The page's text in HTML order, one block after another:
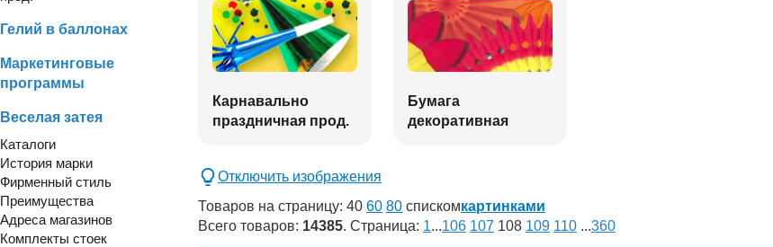
Гелий в баллонах
Маркетинговые
программы
Веселая затея
Каталоги
История марки
Фирменный стиль
Преимущества
Адреса магазинов
Комплекты стоек
Карнавально
праздничная прод.
Бумага
декоративная
Отключить изображения
Товаров на страницу: 40 60 80 спискомкартинками
Всего товаров: 14385. Страница: 1...106 107 108 109 110 ...360